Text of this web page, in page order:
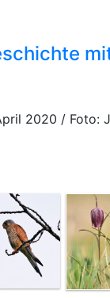
2020 / Foto: